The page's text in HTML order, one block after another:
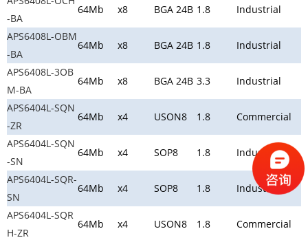
-BA
64Mb x8 BGA 24B 1.8 Industrial
APS6408L-OBM
-BA
64Mb x8 BGA 24B 1.8 Industrial
APS6408L-3OB
M-BA
64Mb x8 BGA 24B 3.3 Industrial
APS6404L-SQN
-ZR
64Mb x4 USON8 1.8 Commercial
APS6404L-SQN
-SN
64Mb x4 SOP8 1.8 Industrial
APS6404L-SQR-
SN
64Mb x4 SOP8 1.8 Industrial
APS6404L-SQR
H-ZR
64Mb x4 USON8 1.8 Commercial